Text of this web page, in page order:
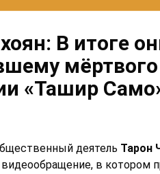
В итоге
«Ташир
деятель Тарон
видеообращение, в котором